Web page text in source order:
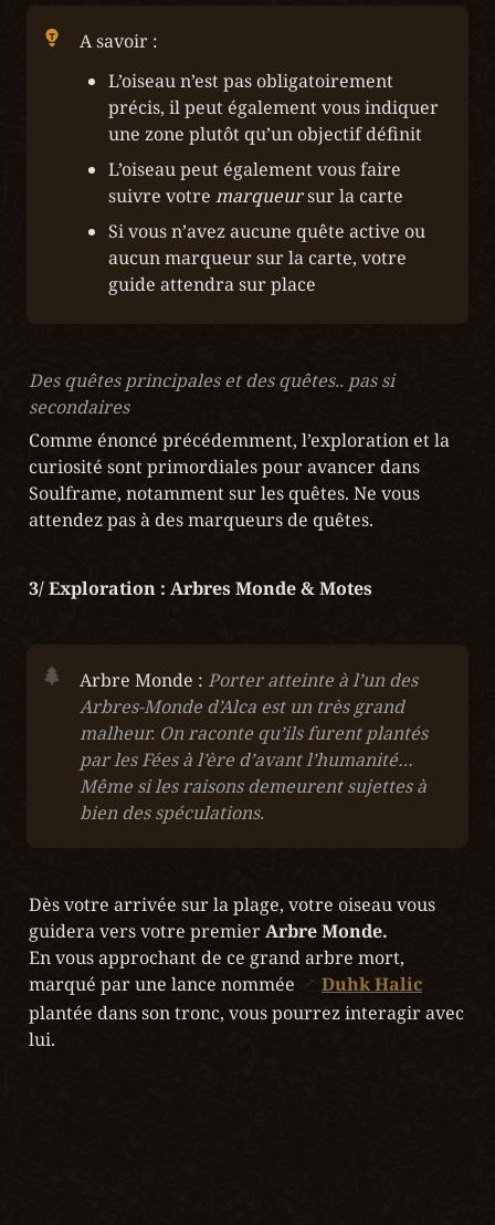
A savoir :
L’oiseau n’est pas obligatoirement
précis, il peut également vous indiquer
une zone plutôt qu’un objectif définit
L’oiseau peut également vous faire
suivre votre marqueur sur la carte
Si vous n’avez aucune quête active ou
aucun marqueur sur la carte, votre
guide attendra sur place
Des quêtes principales et des quêtes.. pas si
secondaires
Comme énoncé précédemment, l’exploration et la
curiosité sont primordiales pour avancer dans
Soulframe, notamment sur les quêtes. Ne vous
attendez pas à des marqueurs de quêtes.
3/ Exploration : Arbres Monde & Motes
Arbre Monde : Porter atteinte à l’un des
Arbres-Monde d’Alca est un très grand
malheur. On raconte qu’ils furent plantés
par les Fées à l’ère d’avant l’humanité…
Même si les raisons demeurent sujettes à
bien des spéculations.
Dès votre arrivée sur la plage, votre oiseau vous
guidera vers votre premier
En vous approchant de ce grand arbre mort,
marqué par une lance nommée
Duhk Halic
plantée dans son tronc, vous pourrez interagir avec
lui.